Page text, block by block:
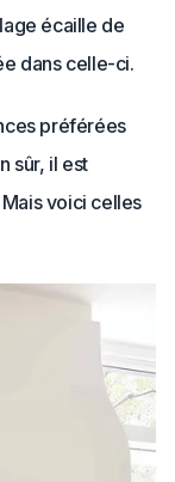
écaille de
dans celle-ci.
préférées
sûr, il est
Mais voici celles